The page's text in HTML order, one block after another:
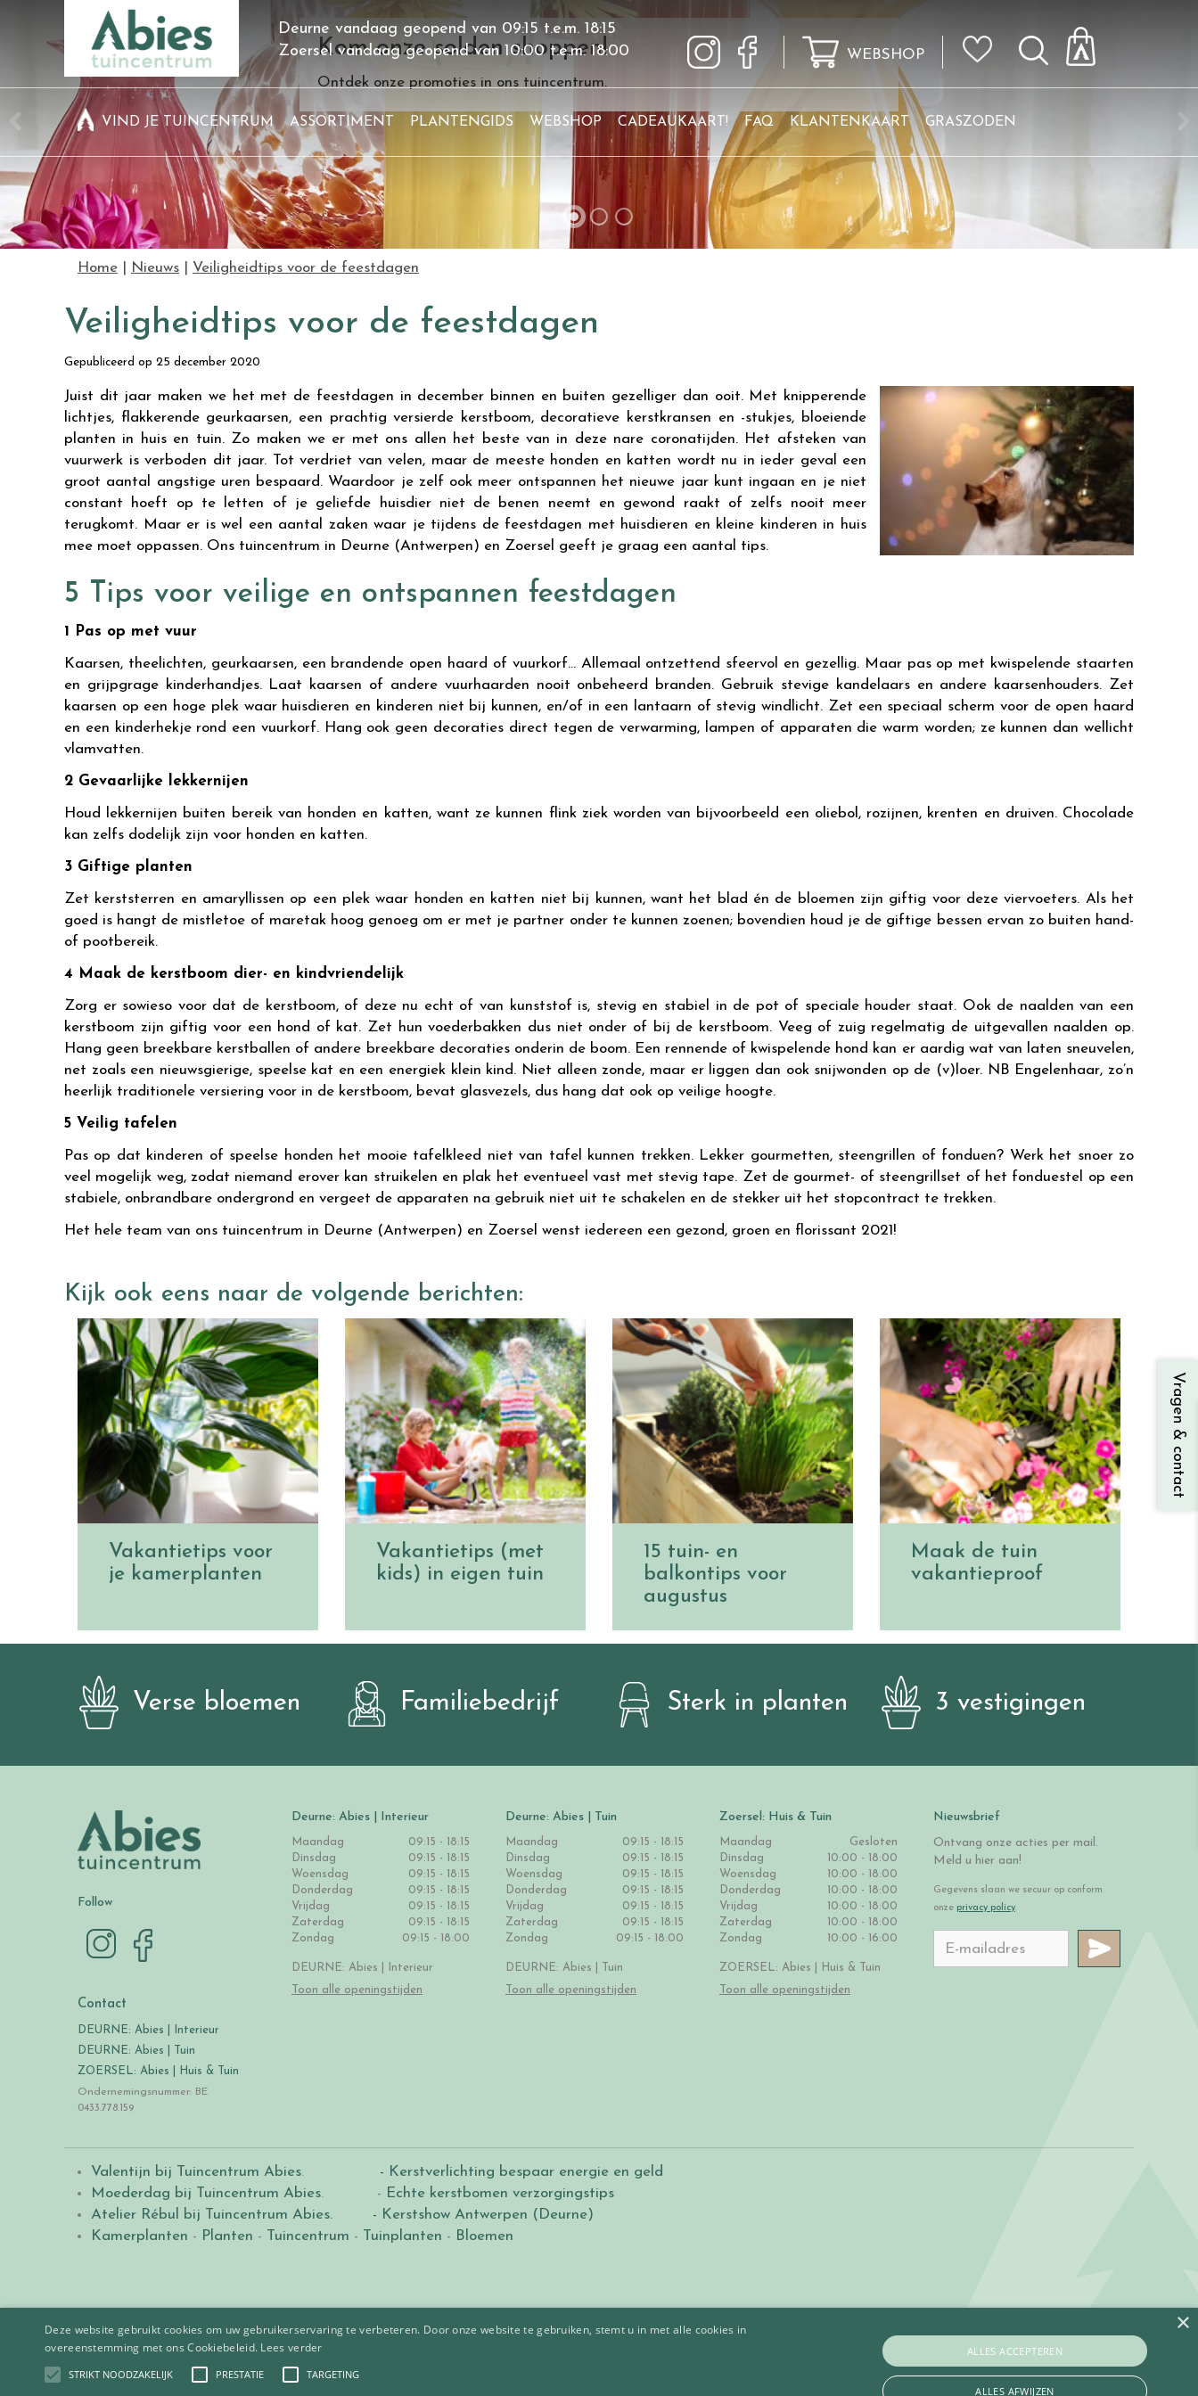
Kom onze solden shoppen!
Ontdek onze promoties in ons tuincentrum.
Home Nieuws Veiligheidtips voor de feestdagen
Deurne vandaag geopend van 09:15 t.e.m. 18:15
Zoersel vandaag geopend van10:00t.e.m.18:00 WEBSHOP
VIND JE TUINCENTRUM ASSORTIMENT PLANTENGIDS WEBSHOP CADEAUKAART! FAQ KLANTENKAART GRASZODEN
Veiligheidtips voor de feestdagen
Gepubliceerd op 25 december 2020
Juist dit jaar maken we het met de feestdagen in december binnen en buiten gezelliger dan ooit. Met knipperende
lichtjes, flakkerende geurkaarsen, een prachtig versierde kerstboom, decoratieve kerstkransen en -stukjes, bloeiende
planten in huis en tuin. Zo maken we er met ons allen het beste van in deze nare coronatijden. Het afsteken van
vuurwerk is verboden dit jaar. Tot verdriet van velen, maar de meeste honden en katten wordt nu in ieder geval een
groot aantal angstige uren bespaard. Waardoor je zelf ook meer ontspannen het nieuwe jaar kunt ingaan en je niet
constant hoeft op te letten of je geliefde huisdier niet de benen neemt en gewond raakt of zelfs nooit meer
terugkomt. Maar er is wel een aantal zaken waar je tijdens de feestdagen met huisdieren en kleine kinderen in huis
mee moet oppassen. Ons tuincentrum in Deurne (Antwerpen) en Zoersel geeft je graag een aantal tips.
5 Tips voor veilige en ontspannen feestdagen
1 Pas op met vuur
Kaarsen, theelichten, geurkaarsen, een brandende open haard of vuurkorf… Allemaal ontzettend sfeervol en gezellig. Maar pas op met kwispelende staarten
en grijpgrage kinderhandjes. Laat kaarsen of andere vuurhaarden nooit onbeheerd branden. Gebruik stevige kandelaars en andere kaarsenhouders. Zet
kaarsen op een hoge plek waar huisdieren en kinderen niet bij kunnen, en/of in een lantaarn of stevig windlicht. Zet een speciaal scherm voor de open haard
en een kinderhekje rond een vuurkorf. Hang ook geen decoraties direct tegen de verwarming, lampen of apparaten die warm worden; ze kunnen dan wellicht
vlamvatten.
2 Gevaarlijke lekkernijen
Houd lekkernijen buiten bereik van honden en katten, want ze kunnen flink ziek worden van bijvoorbeeld een oliebol, rozijnen, krenten en druiven. Chocolade
kan zelfs dodelijk zijn voor honden en katten.
3 Giftige planten
Zet kerststerren en amaryllissen op een plek waar honden en katten niet bij kunnen, want het blad én de bloemen zijn giftig voor deze viervoeters. Als het
goed is hangt de mistletoe of maretak hoog genoeg om er met je partner onder te kunnen zoenen; bovendien houd je de giftige bessen ervan zo buiten hand-
of pootbereik.
4 Maak de kerstboom dier- en kindvriendelijk
Zorg er sowieso voor dat de kerstboom, of deze nu echt of van kunststof is, stevig en stabiel in de pot of speciale houder staat. Ook de naalden van een
kerstboom zijn giftig voor een hond of kat. Zet hun voederbakken dus niet onder of bij de kerstboom. Veeg of zuig regelmatig de uitgevallen naalden op.
Hang geen breekbare kerstballen of andere breekbare decoraties onderin de boom. Een rennende of kwispelende hond kan er aardig wat van laten sneuvelen,
net zoals een nieuwsgierige, speelse kat en een energiek klein kind. Niet alleen zonde, maar er liggen dan ook snijwonden op de (v)loer. NB Engelenhaar, zo’n
heerlijk traditionele versiering voor in de kerstboom, bevat glasvezels, dus hang dat ook op veilige hoogte.
5 Veilig tafelen
Pas op dat kinderen of speelse honden het mooie tafelkleed niet van tafel kunnen trekken. Lekker gourmetten, steengrillen of fonduen? Werk het snoer zo
veel mogelijk weg, zodat niemand erover kan struikelen en plak het eventueel vast met stevig tape. Zet de gourmet- of steengrillset of het fonduestel op een
stabiele, onbrandbare ondergrond en vergeet de apparaten na gebruik niet uit te schakelen en de stekker uit het stopcontract te trekken.
Het hele team van ons tuincentrum in Deurne (Antwerpen) en Zoersel wenst iedereen een gezond, groen en florissant 2021!
Kijk ook eens naar de volgende berichten:
Vakantietips voor
je kamerplanten
Vakantietips (met
kids) in eigen tuin
15 tuin- en
balkontips voor
augustus
Maak de tuin
vakantieproof
Verse bloemen Familiebedrijf Sterk in planten 3 vestigingen
Follow
Contact
DEURNE: Abies | Interieur
DEURNE: Abies | Tuin
ZOERSEL: Abies | Huis & Tuin
Ondernemingsnummer: BE
0433.778.159
Deurne: Abies | Interieur
Maandag
09:15 - 18:15
Dinsdag
09:15 - 18:15
Woensdag
09:15 - 18:15
Donderdag
09:15 - 18:15
Vrijdag
09:15 - 18:15
Zaterdag
09:15 - 18:15
Zondag
09:15 - 18:00
DEURNE: Abies | Interieur
Toon alle openingstijden
Deurne: Abies | Tuin
Maandag
09:15 - 18:15
Dinsdag
09:15 - 18:15
Woensdag
09:15 - 18:15
Donderdag
09:15 - 18:15
Vrijdag
09:15 - 18:15
Zaterdag
09:15 - 18:15
Zondag
09:15 - 18:00
DEURNE: Abies | Tuin
Toon alle openingstijden
Zoersel: Huis & Tuin
Maandag
Gesloten
Dinsdag
10:00 - 18:00
Woensdag
10:00 - 18:00
Donderdag
10:00 - 18:00
Vrijdag
10:00 - 18:00
Zaterdag
10:00 - 18:00
Zondag
10:00 - 16:00
ZOERSEL: Abies | Huis & Tuin
Toon alle openingstijden
Nieuwsbrief
Ontvang onze acties per mail.
Meld u hier aan!
Gegevens slaan we secuur op conform
onze privacy policy.
Valentijn bij Tuincentrum Abies.
- Kerstverlichting bespaar energie en geld
Moederdag bij Tuincentrum Abies. - Echte kerstbomen verzorgingstips
Atelier Rébul bij Tuincentrum Abies.
- Kerstshow Antwerpen (Deurne)
Kamerplanten - Planten - Tuincentrum - Tuinplanten - Bloemen
Algemene voorwaarden
Betaalinformatie
Vragen & contact
×
Deze website gebruikt cookies om uw gebruikerservaring te verbeteren. Door onze website te gebruiken, stemt u in met alle cookies in
overeenstemming met ons Cookiebeleid. Lees verder
STRIKT NOODZAKELIJK PRESTATIE TARGETING
ALLES ACCEPTEREN
ALLES AFWIJZEN